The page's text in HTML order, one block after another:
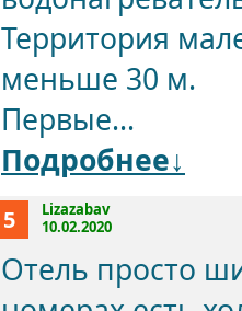
Территория
меньше 30 м.
Первые...
Подробнее↓
5
Lizazabav
10.02.2020
Отель просто